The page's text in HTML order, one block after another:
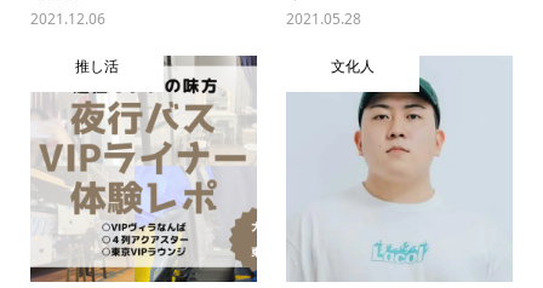
2021.12.06 2021.05.28
推し活 文化人